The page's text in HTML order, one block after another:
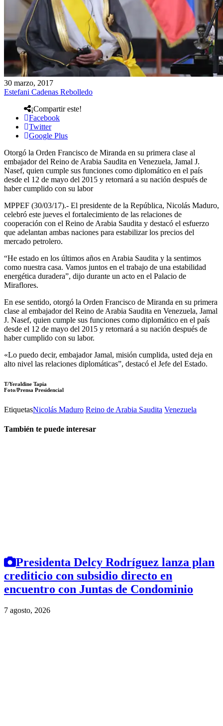
30 marzo, 2017
Estefani Cadenas Rebolledo
¡Compartir este!
Facebook
Twitter
Google Plus
Otorgó la Orden Francisco de Miranda en su primera clase al
embajador del Reino de Arabia Saudita en Venezuela, Jamal J.
Nasef, quien cumple sus funciones como diplomático en el país
desde el 12 de mayo del 2015 y retornará a su nación después de
haber cumplido con su labor
MPPEF (30/03/17).- El presidente de la República, Nicolás Maduro,
celebró este jueves el fortalecimiento de las relaciones de
cooperación con el Reino de Arabia Saudita y destacó el esfuerzo
que adelantan ambas naciones para estabilizar los precios del
mercado petrolero.
“He estado en los últimos años en Arabia Saudita y la sentimos
como nuestra casa. Vamos juntos en el trabajo de una estabilidad
energética duradera”, dijo durante un acto en el Palacio de
Miraflores.
En ese sentido, otorgó la Orden Francisco de Miranda en su primera
clase al embajador del Reino de Arabia Saudita en Venezuela, Jamal
J. Nasef, quien cumple sus funciones como diplomático en el país
desde el 12 de mayo del 2015 y retornará a su nación después de
haber cumplido con su labor.
«Lo puedo decir, embajador Jamal, misión cumplida, usted deja en
alto nivel las relaciones diplomáticas”, destacó el Jefe del Estado.
T/Yeraldine Tapia
Foto/Prensa Presidencial
EtiquetasNicolás Maduro Reino de Arabia Saudita Venezuela
También te puede interesar
Presidenta Delcy Rodríguez lanza plan
crediticio con subsidio directo en
encuentro con Juntas de Condominio
7 agosto, 2026